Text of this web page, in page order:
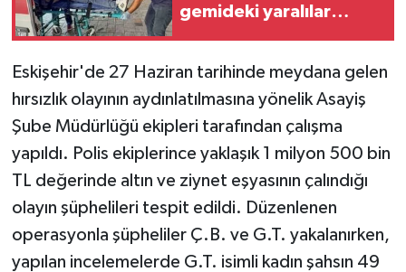
gemideki yaralılar
Eskişehir'de 27 Haziran tarihinde meydana gelen
hırsızlık olayının aydınlatılmasına yönelik Asayiş
Şube Müdürlüğü ekipleri tarafından çalışma
yapıldı. Polis ekiplerince yaklaşık 1 milyon 500 bin
TL değerinde altın ve ziynet eşyasının çalındığı
olayın şüphelileri tespit edildi. Düzenlenen
operasyonla şüpheliler Ç.B. ve G.T. yakalanırken,
yapılan incelemelerde G.T. isimli kadın şahsın 49